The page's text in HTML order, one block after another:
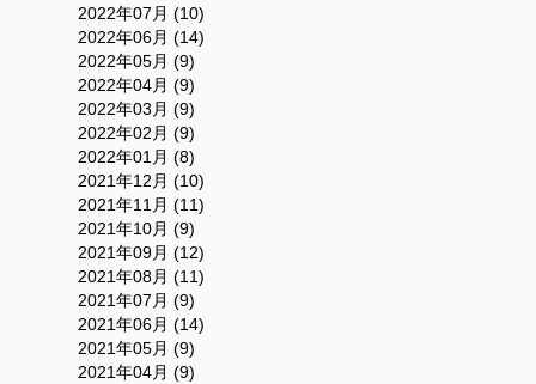
2022年07月 (10)
2022年06月 (14)
2022年05月 (9)
2022年04月 (9)
2022年03月 (9)
2022年02月 (9)
2022年01月 (8)
2021年12月 (10)
2021年11月 (11)
2021年10月 (9)
2021年09月 (12)
2021年08月 (11)
2021年07月 (9)
2021年06月 (14)
2021年05月 (9)
2021年04月 (9)